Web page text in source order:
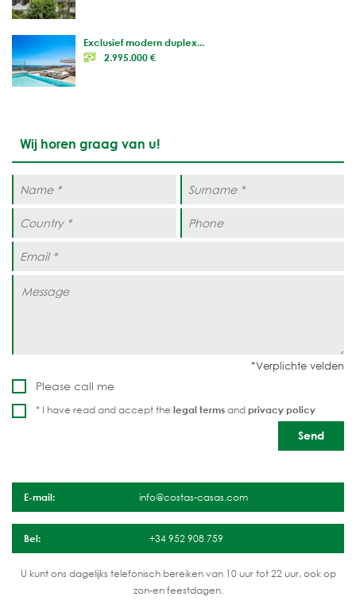
Exclusief modern duplex...
2.995.000 €
Wij horen graag van u!
Please call me
* I have read and accept the legal termsandprivacy policy
E-mail: info@costas-casas.com
Bel: +34 952 908 759
U kunt ons dagelijks telefonisch bereiken van 10 uur tot 22 uur, ook op
zon-en feestdagen.